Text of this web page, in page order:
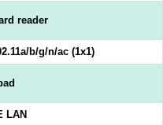
reader
b/g/n/ac (1x1)
LAN